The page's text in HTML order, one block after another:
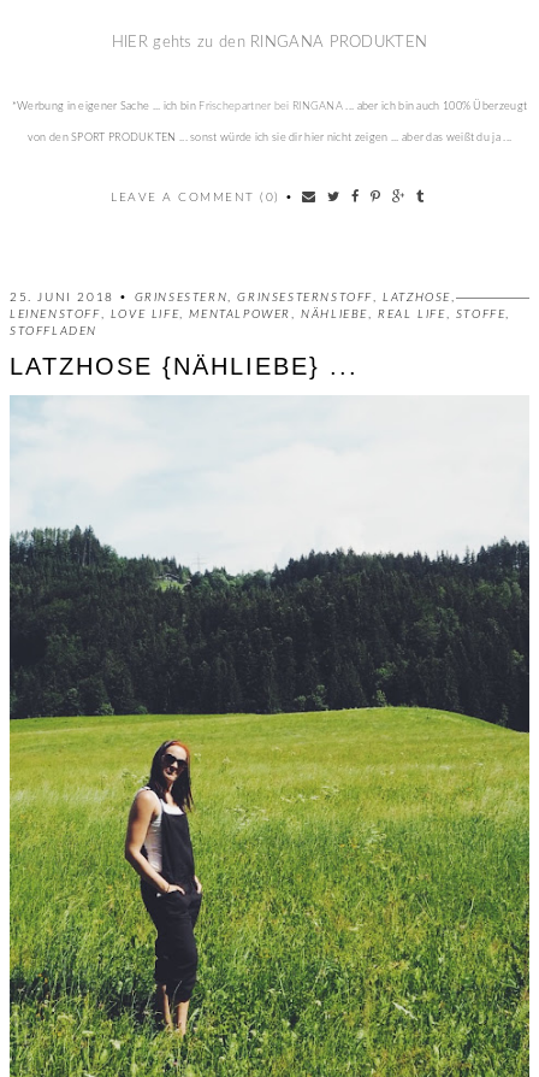
HIER gehts zu den RINGANA PRODUKTEN
*Werbung in eigener Sache ... ich bin Frischepartner bei RINGANA ... aber ich bin auch 100% Überzeugt
von den SPORT PRODUKTEN ... sonst würde ich sie dir hier nicht zeigen ... aber das weißt du ja ...
LEAVE A COMMENT (0) •
25. JUNI 2018 • GRINSESTERN ,GRINSESTERNSTOFF ,LATZHOSE
LEINENSTOFF
LOVE LIFE ,MENTALPOWER ,NÄHLIEBE ,REAL LIFE STOFFE
STOFFLADEN
LATZHOSE {NÄHLIEBE} ...